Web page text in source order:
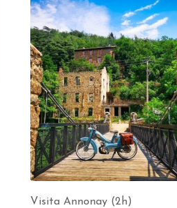
Visita Annonay (2h)